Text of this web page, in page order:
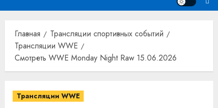
Главная
Трансляции спортивных событий
Трансляции WWE
Смотреть WWE Monday Night Raw 15.06.2026
Трансляции WWE